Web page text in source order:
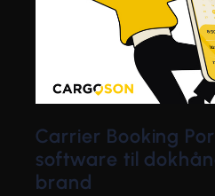
Carrier Booking
software til
brand